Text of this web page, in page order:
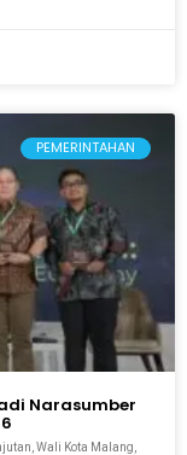
PEMERINTAHAN
Narasumber
Wali Kota Malang,